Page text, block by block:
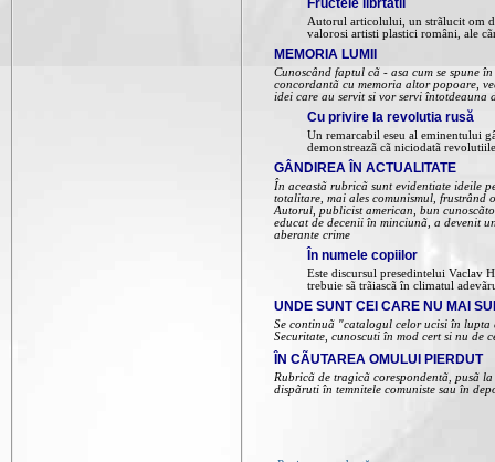
Fructele librtătii
Autorul articolului, un strãlucit om
valorosi artisti plastici români, ale
MEMORIA LUMII
Cunoscând faptul cã - asa cum se spune
concordantã cu memoria altor popoare,
idei care au servit si vor servi întotdeauna
Cu privire la revolutia rusă
Un remarcabil eseu al eminentului
demonstreazã cã niciodatã
GÂNDIREA ÎN ACTUALITATE
În aceastã rubricã sunt evidentiate ideile
totalitare, mai ales comunismul, frustrând
Autorul, publicist american, bun
educat de decenii în minciunã, a devenit
aberante crime
În numele copiilor
Este discursul presedintelui Vaclav
trebuie sã trãiascã în climatul
UNDE SUNT CEI CARE NU MAI
Se continuã "catalogul celor ucisi în lupta
Securitate, cunoscuti în mod cert si nu de
ÎN CÃUTAREA OMULUI PIERDUT
Rubricã de tragicã corespondentã, pusã
dispãruti în temnitele comuniste sau în